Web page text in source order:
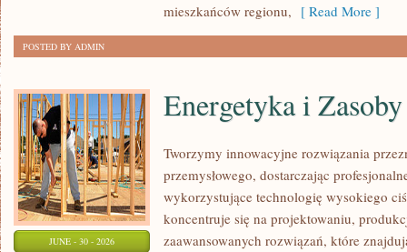
mieszkańców regionu, [ Read More ]
POSTED BY ADMIN
JUNE - 30 - 2026
Energetyka i Zasoby
Tworzymy innowacyjne rozwiązania
przemysłowego, dostarczając
wykorzystujące technologię wysokiego
koncentruje się na projektowaniu,
zaawansowanych rozwiązań, które